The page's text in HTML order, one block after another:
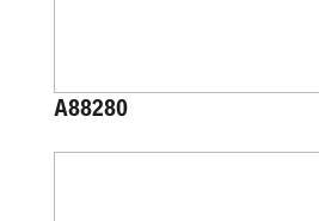
A88280